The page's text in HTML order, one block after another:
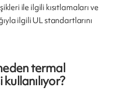
ile ilgili kısıtlamaları ve
ilgili UL standartlarını
termal